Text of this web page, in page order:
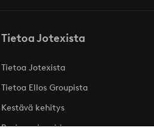
Tietoa Jotexista
Tietoa Jotexista
Tietoa Ellos Groupista
Kestävä kehitys
Business inquiries